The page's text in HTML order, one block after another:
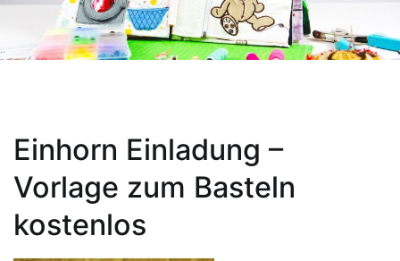
Einhorn Einladung –
Vorlage zum Basteln
kostenlos